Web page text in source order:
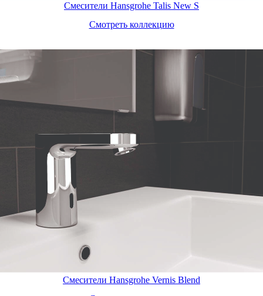
Смесители Hansgrohe Talis New S
Смотреть коллекцию
Смесители Hansgrohe Vernis Blend